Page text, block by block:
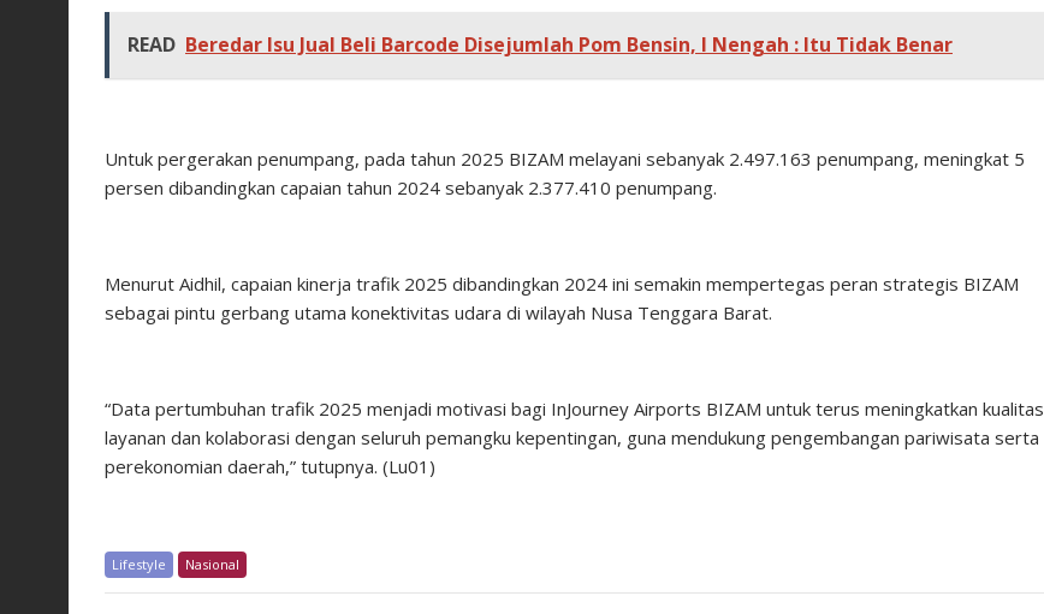
READ Beredar Isu Jual Beli Barcode Disejumlah Pom Bensin, I Nengah : Itu Tidak Benar
Untuk pergerakan penumpang, pada tahun 2025 BIZAM melayani sebanyak 2.497.163 penumpang, meningkat 5
persen dibandingkan capaian tahun 2024 sebanyak 2.377.410 penumpang.
Menurut Aidhil, capaian kinerja trafik 2025 dibandingkan 2024 ini semakin mempertegas peran strategis BIZAM
sebagai pintu gerbang utama konektivitas udara di wilayah Nusa Tenggara Barat.
“Data pertumbuhan trafik 2025 menjadi motivasi bagi InJourney Airports BIZAM untuk terus meningkatkan kualitas
layanan dan kolaborasi dengan seluruh pemangku kepentingan, guna mendukung pengembangan pariwisata serta
perekonomian daerah,” tutupnya. (Lu01)
Lifestyle Nasional